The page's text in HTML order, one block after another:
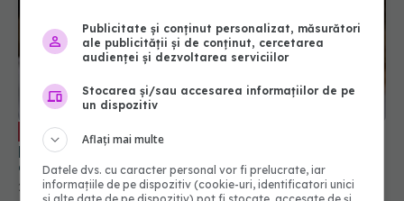
EXCLUSIV Crema ta de față s-ar putea să-ți
provoace ocluzie. Dr. Alin Nicolescu, despre
greșeala cu tenul uscat și tenul gras
22 dec 2025, 20:37
Publicitate și conținut personalizat, măsurători
ale publicității și de conținut, cercetarea
audienței și dezvoltarea serviciilor
Stocarea și/sau accesarea informațiilor de pe
un dispozitiv
Aflați mai multe
Datele dvs. cu caracter personal vor fi prelucrate, iar
informațiile de pe dispozitiv (cookie-uri, identificatori unici